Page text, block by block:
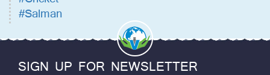
#Salman
SIGN UP FOR NEWSLETTER